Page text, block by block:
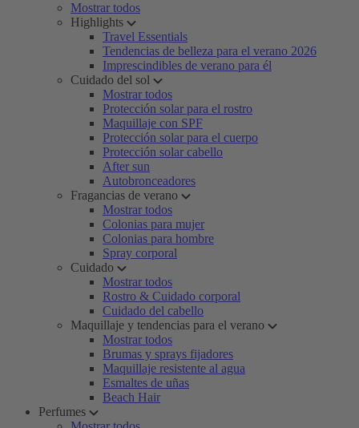
Mostrar todos
Highlights
Travel Essentials
Tendencias de belleza para el verano 2026
Imprescindibles de verano para él
Cuidado del sol
Mostrar todos
Protección solar para el rostro
Maquillaje con SPF
Protección solar para el cuerpo
Protección solar cabello
After sun
Autobronceadores
Fragancias de verano
Mostrar todos
Colonias para mujer
Colonias para hombre
Spray corporal
Cuidado
Mostrar todos
Rostro & Cuidado corporal
Cuidado del cabello
Maquillaje y tendencias para el verano
Mostrar todos
Brumas y sprays fijadores
Maquillaje resistente al agua
Esmaltes de uñas
Beach Hair
Perfumes